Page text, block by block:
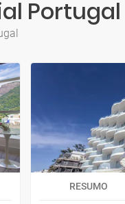
Portugal
RESUMO